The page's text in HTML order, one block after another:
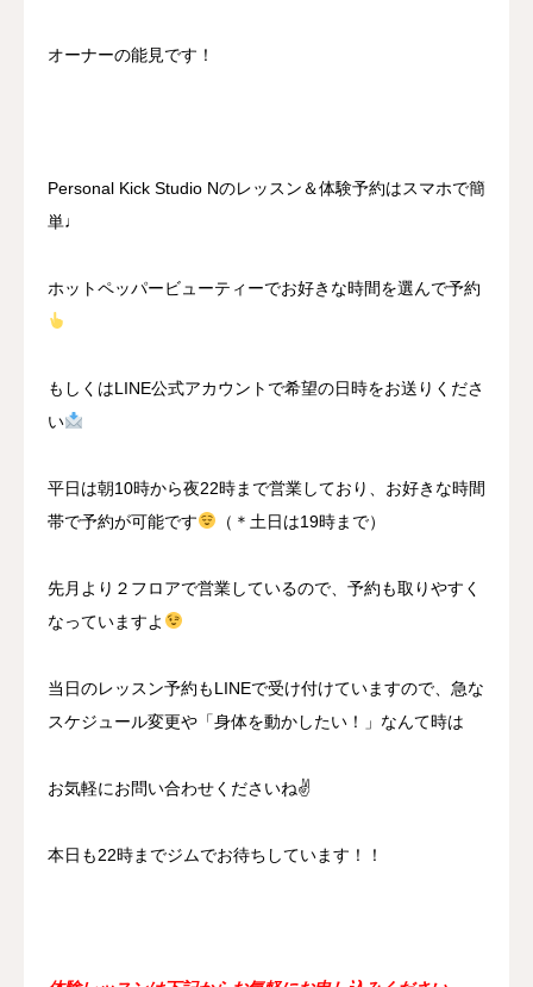
オーナーの能見です！
Personal Kick Studio Nのレッスン＆体験予約はスマホで簡
単♩
ホットペッパービューティーでお好きな時間を選んで予約
もしくはLINE公式アカウントで希望の日時をお送りくださ
い
平日は朝10時から夜22時まで営業しており、お好きな時間
帯で予約が可能です
（＊土日は19時まで）
先月より２フロアで営業しているので、予約も取りやすく
なっていますよ
当日のレッスン予約もLINEで受け付けていますので、急な
スケジュール変更や「身体を動かしたい！」なんて時は
お気軽にお問い合わせくださいね✌️
本日も22時までジムでお待ちしています！！